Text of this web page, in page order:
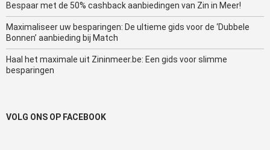
Bespaar met de 50% cashback aanbiedingen van Zin in Meer!
Maximaliseer uw besparingen: De ultieme gids voor de ‘Dubbele
Bonnen’ aanbieding bij Match
Haal het maximale uit Zininmeer.be: Een gids voor slimme
besparingen
VOLG ONS OP FACEBOOK